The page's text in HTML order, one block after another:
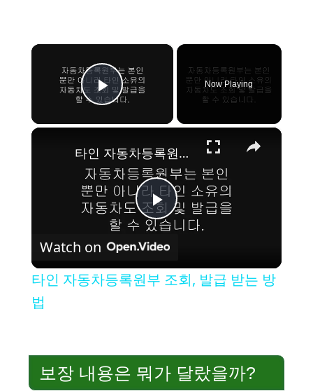
×
Play Video
Now Playing
×
P
타인 자동차등록원부 조회, 발급 받는 방법
Watch on
타인 자동차등록원부 조회, 발급 받는 방
법
보장 내용은 뭐가 달랐을까?